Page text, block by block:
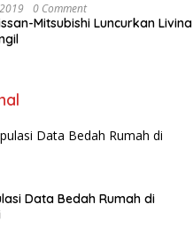
0 Comment
Mitsubishi Luncurkan Livina
Data Bedah Rumah di